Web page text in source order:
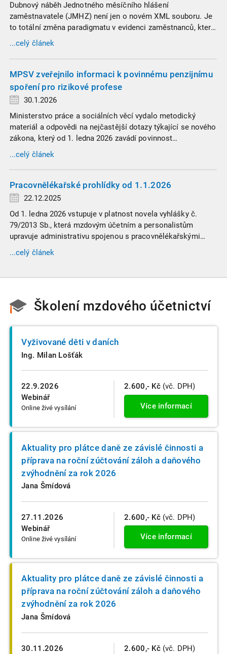
Dubnový náběh Jednotného měsíčního hlášení
zaměstnavatele (JMHZ) není jen o novém XML souboru. Je
to totální změna paradigmatu v evidenci zaměstnanců, která
propojuje sociální správu, finanční úřady a úřady práce do
jednoho nekompromisního celku
...celý článek
MPSV zveřejnilo informaci k povinnému penzijnímu
spoření pro rizikové profese
30.1.2026
Ministerstvo práce a sociálních věcí vydalo metodický
materiál a odpovědi na nejčastější dotazy týkající se nového
zákona, který od 1. ledna 2026 zavádí povinnost
zaměstnavatelů přispívat na spoření na stáří zaměstnancům
v náročných profesích.
...celý článek
Pracovnělékařské prohlídky od 1.1.2026
22.12.2025
Od 1. ledna 2026 vstupuje v platnost novela vyhlášky č.
79/2013 Sb., která mzdovým účetním a personalistům
upravuje administrativu spojenou s pracovnělékařskými
prohlídkami. Vybrali jsme tři zásadní změny, které ovlivní
vaši každodenní praxi, a stručný přehled ostatních novinek.
...celý článek
Školení mzdového účetnictví
22.9.2026
Webinář
Online živé vysílání
Vyživované děti v daních
Ing. Milan Lošťák
2.600,- Kč (vč. DPH)
Více informací
27.11.2026
Webinář
Online živé vysílání
Aktuality pro plátce daně ze závislé činnosti a
příprava na roční zúčtování záloh a daňového
zvýhodnění za rok 2026
Jana Šmídová
2.600,- Kč (vč. DPH)
Více informací
30.11.2026
Aktuality pro plátce daně ze závislé činnosti a
příprava na roční zúčtování záloh a daňového
zvýhodnění za rok 2026
Jana Šmídová
2.600,- Kč (vč. DPH)